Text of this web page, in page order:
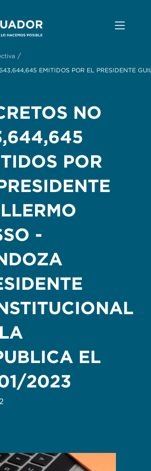
/
EMITIDOS POR EL PRESIDENTE
NO
POR
-
EL
2023